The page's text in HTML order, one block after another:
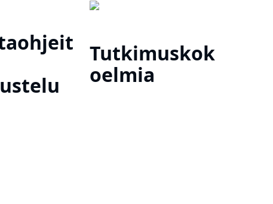
Tutkimuskok
oelmia